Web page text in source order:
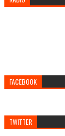
FACEBOOK
TWITTER